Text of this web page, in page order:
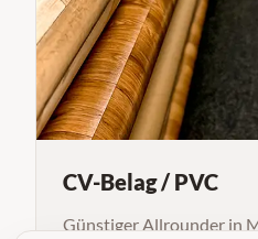
CV-Belag / PVC
Günstiger Allrounder in